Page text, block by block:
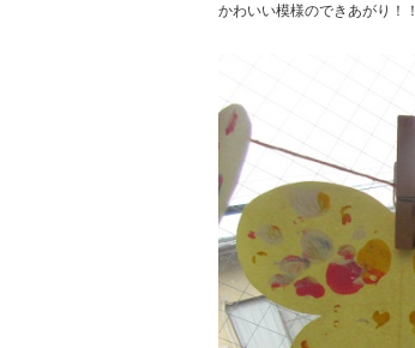
かわいい模様のできあがり！！